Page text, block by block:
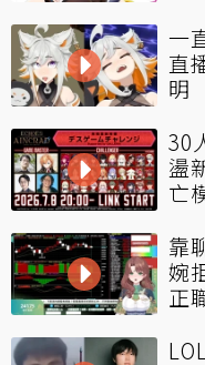
一
直
明
30
盪
亡
靠
婉
正